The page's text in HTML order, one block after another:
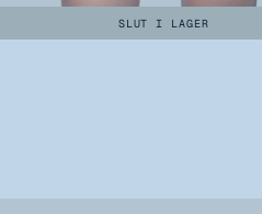
SLUT I LAGER